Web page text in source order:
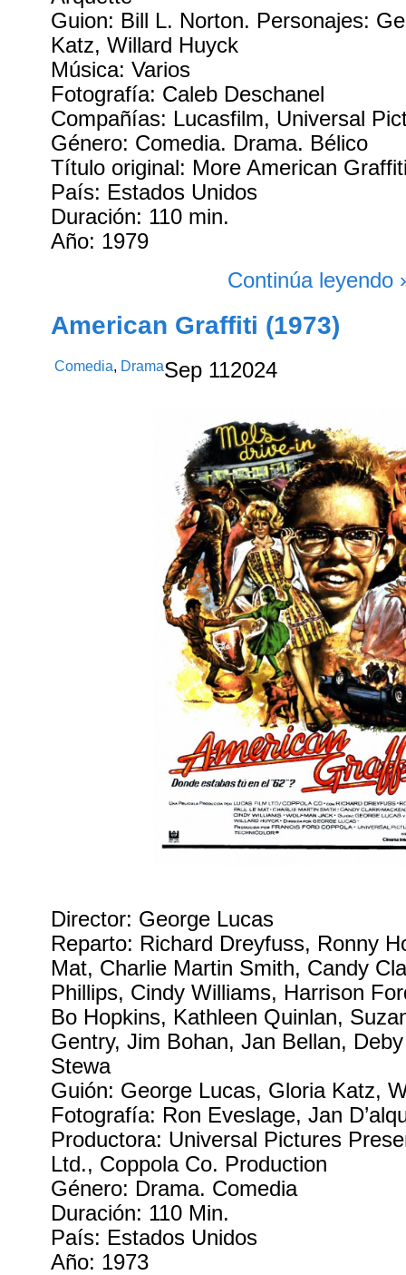
Guion: Bill L. Norton. Personajes:
Katz, Willard Huyck
Música: Varios
Fotografía: Caleb Deschanel
Compañías: Lucasfilm, Universal
Género: Comedia. Drama. Bélico
Título original: More American
País: Estados Unidos
Duración: 110 min.
Año: 1979
Continúa leyendo
American Graffiti (1973)
Comedia, DramaSep 112024
Director: George Lucas
Reparto: Richard Dreyfuss, Ronny
Mat, Charlie Martin Smith, Candy
Phillips, Cindy Williams, Harrison
Bo Hopkins, Kathleen Quinlan,
Gentry, Jim Bohan, Jan Bellan,
Stewa
Guión: George Lucas, Gloria Katz,
Fotografía: Ron Eveslage, Jan
Productora: Universal Pictures
Ltd., Coppola Co. Production
Género: Drama. Comedia
Duración: 110 Min.
País: Estados Unidos
Año: 1973